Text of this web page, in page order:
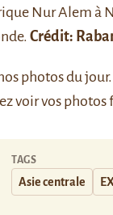
Nur Alem à
Crédit:
photos du jour
voir vos
TAGS
Asie centrale